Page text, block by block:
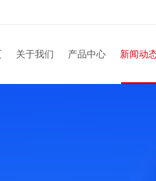
关于我们 产品中心 新闻动